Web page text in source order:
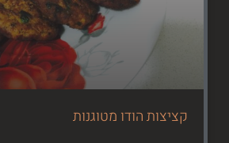
קציצות הודו מטוגנות